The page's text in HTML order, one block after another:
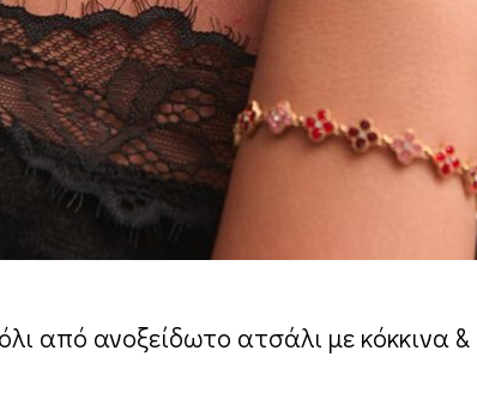
από ανοξείδωτο ατσάλι με κόκκινα